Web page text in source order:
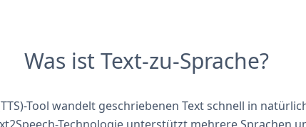
Was ist Text-zu-Sprache?
Tool wandelt geschriebenen Text schnell in